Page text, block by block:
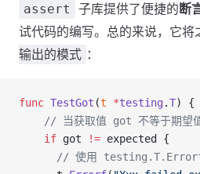
assert 子库提供了便捷的 断
试代码的编写。总的来说，它将
输出的模式 ：
func TestGot (t *testing .T) {
// 当获取值 got 不等于期
	if
got != expected
{
// 使用